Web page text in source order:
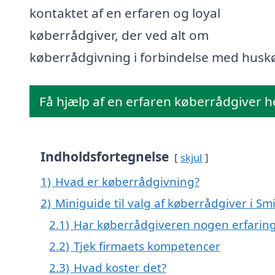
kontaktet af en erfaren og loyal
køberrådgiver, der ved alt om
køberrådgivning i forbindelse med
Få hjælp af en erfaren køberrådgiver
Indholdsfortegnelse skjul
1) Hvad er køberrådgivning?
2) Miniguide til valg af køberrådgiver i
2.1) Har køberrådgiveren nogen
2.2) Tjek firmaets kompetencer
2.3) Hvad koster det?